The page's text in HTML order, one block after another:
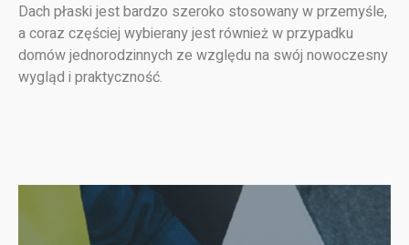
Dach płaski jest bardzo szeroko stosowany w przemyśle,
a coraz częściej wybierany jest również w przypadku
domów jednorodzinnych ze względu na swój nowoczesny
wygląd i praktyczność.